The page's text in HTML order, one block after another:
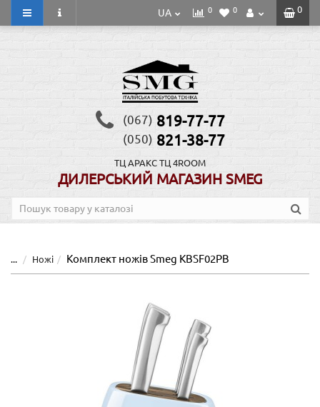
0
UA 0 0
(067) 819-77-77
(050) 821-38-77
ТЦ АРАКС ТЦ 4ROOM
ДИЛЕРСЬКИЙ МАГАЗИН SMEG
... Ножі Комплект ножів Smeg KBSF02PB